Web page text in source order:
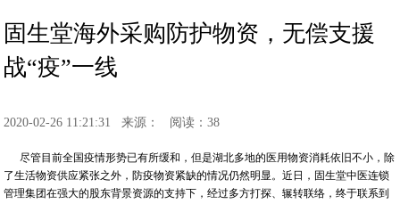
固生堂海外采购防护物资，无偿支援
战“疫”一线
2020-02-26 11:21:31 来源： 阅读：38
尽管目前全国疫情形势已有所缓和，但是湖北多地的医用物资消耗依旧不小，除
了生活物资供应紧张之外，防疫物资紧缺的情况仍然明显。近日，固生堂中医连锁
管理集团在强大的股东背景资源的支持下，经过多方打探、辗转联络，终于联系到